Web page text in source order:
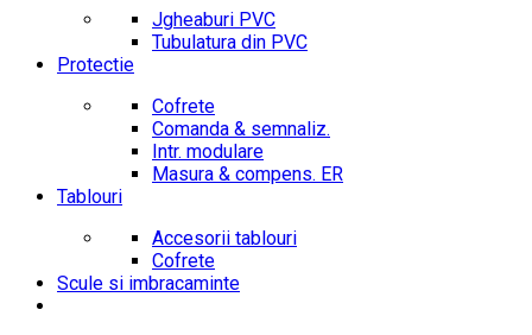
Jgheaburi PVC
Tubulatura din PVC
Protectie
Cofrete
Comanda & semnaliz.
Intr. modulare
Masura & compens. ER
Tablouri
Accesorii tablouri
Cofrete
Scule si imbracaminte